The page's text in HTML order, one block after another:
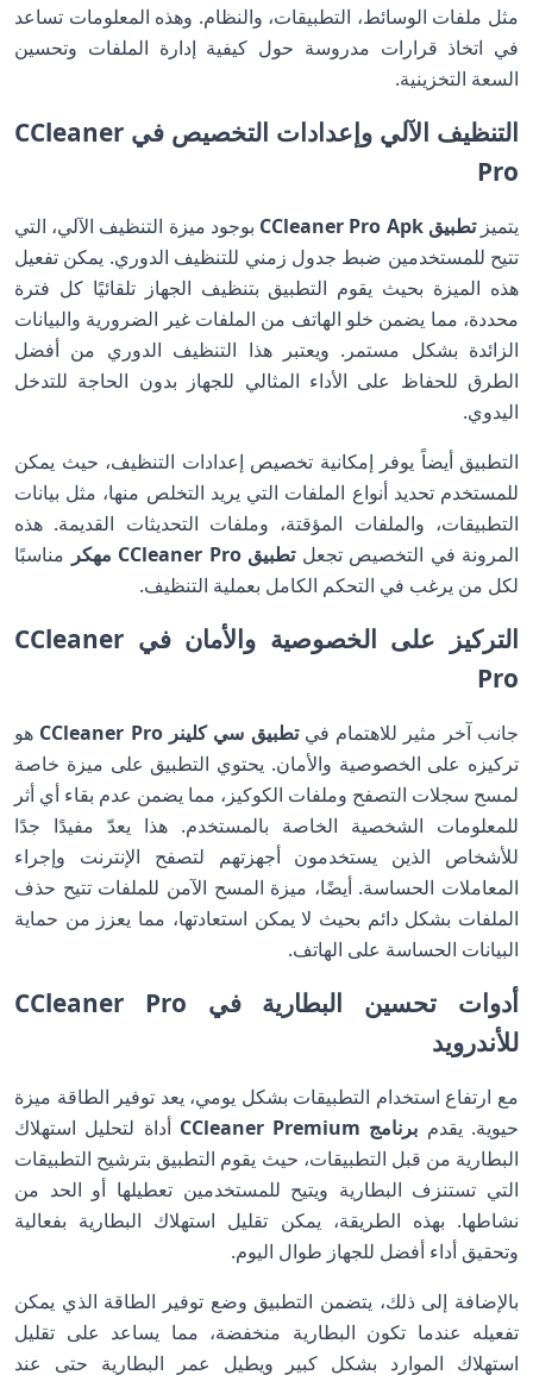
مثل ملفات الوسائط، التطبيقات، والنظام. وهذه المعلومات تساعد
في اتخاذ قرارات مدروسة حول كيفية إدارة الملفات وتحسين
السعة التخزينية.
التنظيف الآلي وإعدادات التخصيص في CCleaner
Pro
يتميزتطبيق CCleaner Pro Apk
بوجود ميزة التنظيف الآلي، التي
تتيح للمستخدمين ضبط جدول زمني للتنظيف الدوري. يمكن تفعيل
هذه الميزة بحيث يقوم التطبيق بتنظيف الجهاز تلقائيًا كل فترة
محددة، مما يضمن خلو الهاتف من الملفات غير الضرورية والبيانات
الزائدة بشكل مستمر. ويعتبر هذا التنظيف الدوري من أفضل
الطرق للحفاظ على الأداء المثالي للجهاز بدون الحاجة للتدخل
اليدوي.
التطبيق أيضاً يوفر إمكانية تخصيص إعدادات التنظيف، حيث يمكن
للمستخدم تحديد أنواع الملفات التي يريد التخلص منها، مثل بيانات
التطبيقات، والملفات المؤقتة، وملفات التحديثات القديمة. هذه
المرونة في التخصيص تجعلتطبيق CCleaner Pro مهكر
مناسبًا
لكل من يرغب في التحكم الكامل بعملية التنظيف.
التركيز على الخصوصية والأمان في CCleaner
Pro
جانب آخر مثير للاهتمام فيتطبيق سي كلينر CCleaner Pro
هو
تركيزه على الخصوصية والأمان. يحتوي التطبيق على ميزة خاصة
لمسح سجلات التصفح وملفات الكوكيز، مما يضمن عدم بقاء أي أثر
للمعلومات الشخصية الخاصة بالمستخدم. هذا يعدّ مفيدًا جدًا
للأشخاص الذين يستخدمون أجهزتهم لتصفح الإنترنت وإجراء
المعاملات الحساسة. أيضًا، ميزة المسح الآمن للملفات تتيح حذف
الملفات بشكل دائم بحيث لا يمكن استعادتها، مما يعزز من حماية
البيانات الحساسة على الهاتف.
أدوات تحسين البطارية في CCleaner Pro
للأندرويد
مع ارتفاع استخدام التطبيقات بشكل يومي، يعد توفير الطاقة ميزة
حيوية. يقدم برنامج CCleaner Premium
أداة لتحليل استهلاك
البطارية من قبل التطبيقات، حيث يقوم التطبيق بترشيح التطبيقات
التي تستنزف البطارية ويتيح للمستخدمين تعطيلها أو الحد من
نشاطها. بهذه الطريقة، يمكن تقليل استهلاك البطارية بفعالية
وتحقيق أداء أفضل للجهاز طوال اليوم.
بالإضافة إلى ذلك، يتضمن التطبيق وضع توفير الطاقة الذي يمكن
تفعيله عندما تكون البطارية منخفضة، مما يساعد على تقليل
استهلاك الموارد بشكل كبير ويطيل عمر البطارية حتى عند